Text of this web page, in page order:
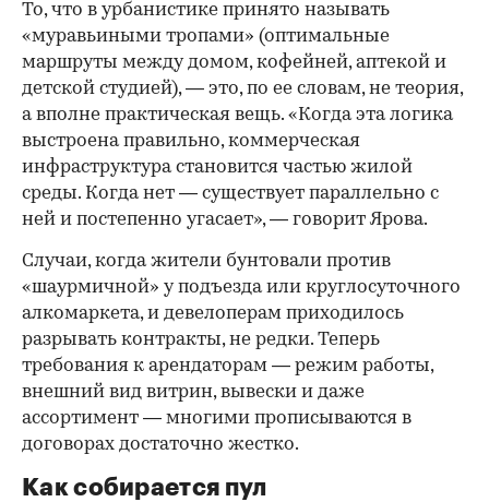
То, что в урбанистике принято называть
«муравьиными тропами» (оптимальные
маршруты между домом, кофейней, аптекой и
детской студией), — это, по ее словам, не теория,
а вполне практическая вещь. «Когда эта логика
выстроена правильно, коммерческая
инфраструктура становится частью жилой
среды. Когда нет — существует параллельно с
ней и постепенно угасает», — говорит Ярова.
Случаи, когда жители бунтовали против
«шаурмичной» у подъезда или круглосуточного
алкомаркета, и девелоперам приходилось
разрывать контракты, не редки. Теперь
требования к арендаторам — режим работы,
внешний вид витрин, вывески и даже
ассортимент — многими прописываются в
договорах достаточно жестко.
Как собирается пул